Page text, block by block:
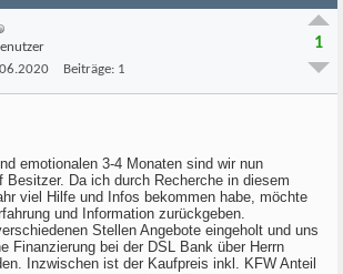
Beiträge: 1
1
emotionalen 3-4 Monaten sind wir nun
Besitzer. Da ich durch Recherche in diesem
viel Hilfe und Infos bekommen habe, möchte
und Information zurückgeben.
Stellen Angebote eingeholt und uns
Finanzierung bei der DSL Bank über Herrn
Inzwischen ist der Kaufpreis inkl. KFW Anteil